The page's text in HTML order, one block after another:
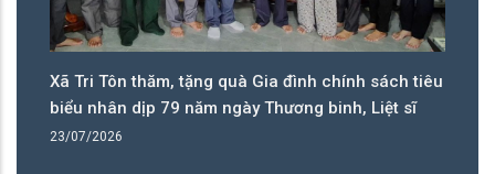
đình chính sách tiêu
binh, Liệt sĩ
Đảng bộ xã Tri Tôn sơ kết công tác
năm, nhiều chỉ tiêu đạt và vượt tiến